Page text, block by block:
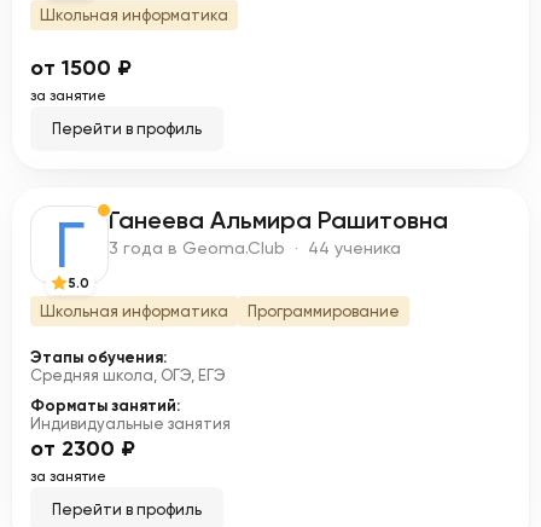
Школьная информатика
от 1500 ₽
за занятие
Перейти в профиль
Г
5.0
Ганеева Альмира Рашитовна
3 года в Geoma.Club · 44 ученика
Школьная информатика Программирование
Этапы обучения:
Средняя школа, ОГЭ, ЕГЭ
Форматы занятий:
Индивидуальные занятия
от 2300 ₽
за занятие
Перейти в профиль